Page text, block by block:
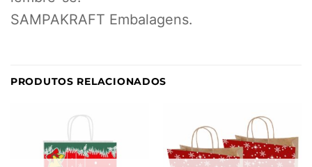
SAMPAKRAFT Embalagens.
PRODUTOS RELACIONADOS